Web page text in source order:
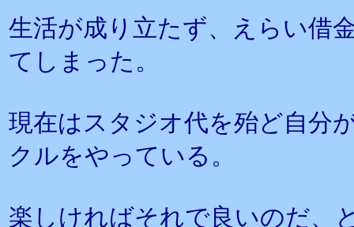
生活が成り立たず、えらい借
てしまった。
現在はスタジオ代を殆ど自分
クルをやっている。
楽しければそれで良いのだ、